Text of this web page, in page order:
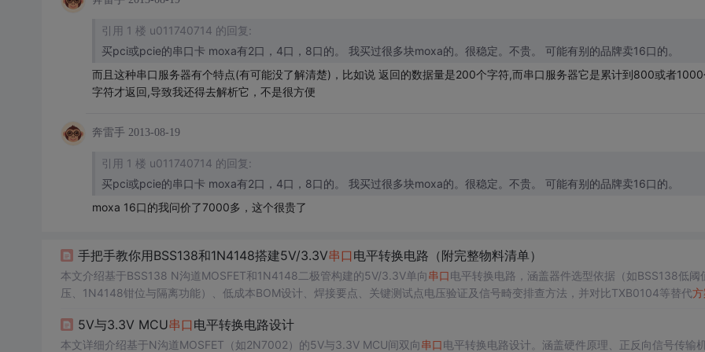
引用 1 楼 u011740714 的回复:
买pci或pcie的串口卡 moxa有2口，4口，8口的。 我买过很多块moxa的。很稳定。不贵。 可能有别的品牌卖16口的。
而且这种串口服务器有个特点(有可能没了解清楚)，比如说 返回的数据量是200个字符,而串口服务器它是累计到800或者1000
字符才返回,导致我还得去解析它，不是很方便
奔雷手 2013-08-19
引用 1 楼 u011740714 的回复:
买pci或pcie的串口卡 moxa有2口，4口，8口的。 我买过很多块moxa的。很稳定。不贵。 可能有别的品牌卖16口的。
moxa 16口的我问价了7000多，这个很贵了
手把手教你用BSS138和1N4148搭建5V/3.3V串口 电平转换电路（附完整物料清单）
本文介绍基于BSS138 N沟道MOSFET和1N4148二极管构建的5V/3.3V单向串口电平转换电路，涵盖器件选型依据（如BSS138低阈
压、1N4148钳位与隔离功能）、低成本BOM设计、焊接要点、关键测试点电压验证及信号畸变排查方法，并对比TXB0104等替代
5V与3.3V MCU串口 电平转换电路设计
本文详细介绍基于N沟道MOSFET（如2N7002）的5V与3.3V MCU间双向串口电平转换电路设计。涵盖硬件原理、正反向信号传输机